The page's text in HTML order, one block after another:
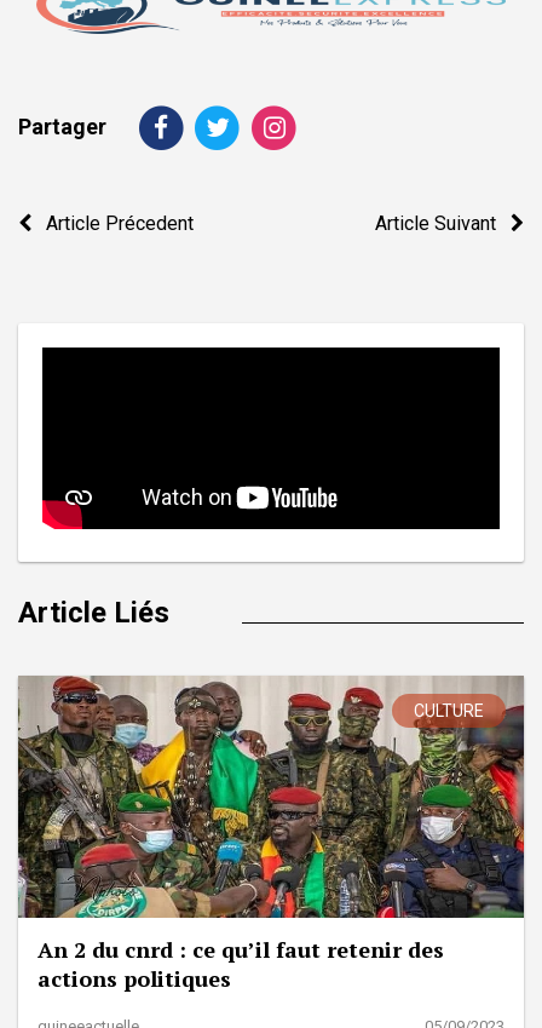
Partager
Navigation
Article Précedent Article Suivant
Article Liés
CULTURE
An 2 du cnrd : ce qu’il faut retenir des
actions politiques